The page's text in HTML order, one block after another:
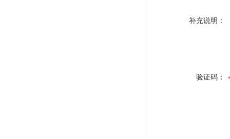
补充说明：
验证码：